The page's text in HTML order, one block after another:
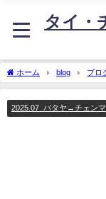
タイ・
ホーム blog ブロ
イにバイクで向かう 5日
2025.07_パタヤ→チェンマ